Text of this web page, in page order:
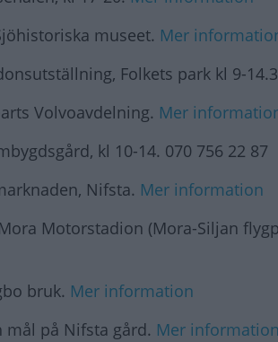
museet. Mer
Folkets park kl 9-
Volvoavdelning. Mer
kl 10-14. 070 756 22 87
Nifsta. Mer information
Motorstadion (Mora-Siljan
bruk. Mer information
mål på Nifsta gård. Mer information